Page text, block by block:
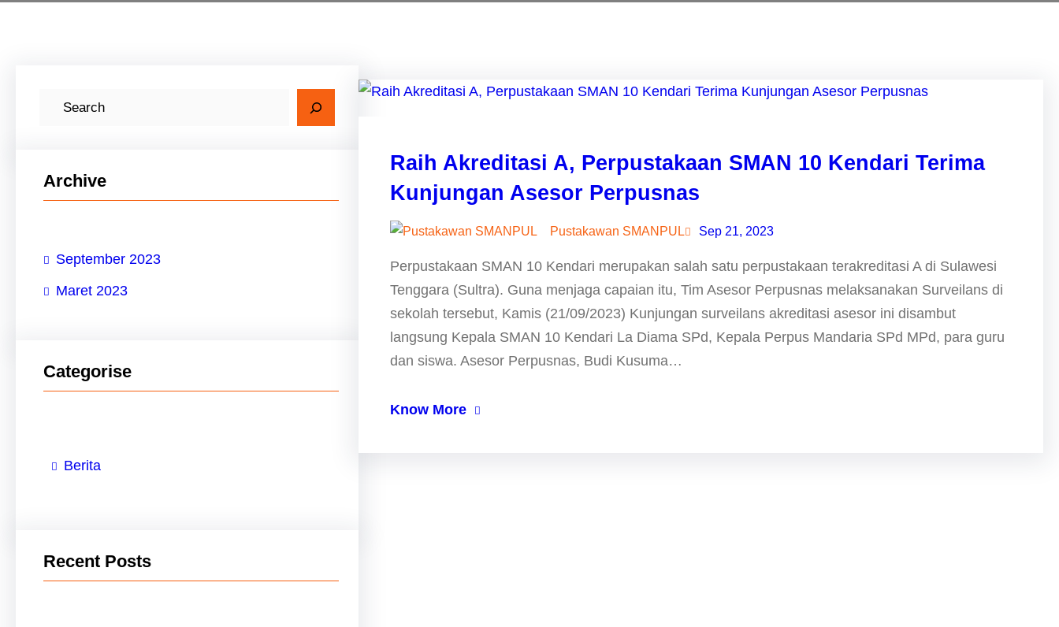
Archive
September 2023
Maret 2023
Categorise
Berita
Recent Posts
Raih Akreditasi A, Perpustakaan SMAN 10 Kendari Terima
Kunjungan Asesor Perpusnas
Pustakawan SMANPUL Sep 21, 2023
Perpustakaan SMAN 10 Kendari merupakan salah satu perpustakaan terakreditasi A di Sulawesi
Tenggara (Sultra). Guna menjaga capaian itu, Tim Asesor Perpusnas melaksanakan Surveilans di
sekolah tersebut, Kamis (21/09/2023) Kunjungan surveilans akreditasi asesor ini disambut
langsung Kepala SMAN 10 Kendari La Diama SPd, Kepala Perpus Mandaria SPd MPd, para guru
dan siswa. Asesor Perpusnas, Budi Kusuma…
Know More